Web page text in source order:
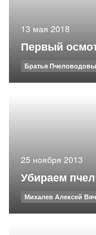
13 мая 2018
Первый
Братья Пчеловодовы
25 ноября 2013
Убираем
Михалев Алексей